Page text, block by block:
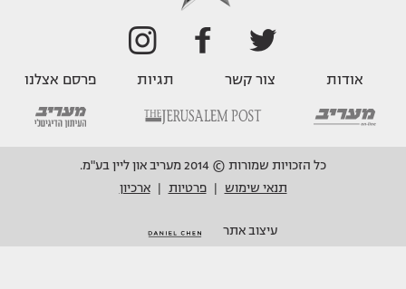
אודות צור קשר תגיות פרסם אצלנו
כל הזכויות שמורות © 2014 מעריב און ליין בע"מ.
תנאי שימוש
פרטיות ארכיון
עיצוב אתר